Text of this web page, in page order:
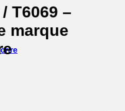
T6069 –
marque